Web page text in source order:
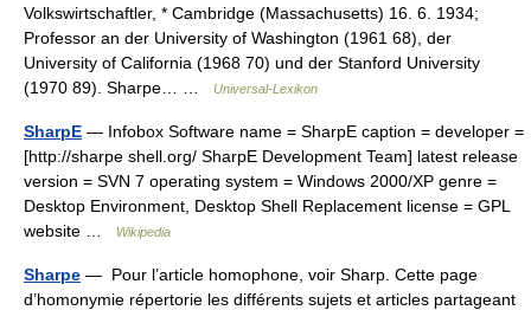
Volkswirtschaftler, * Cambridge (Massachusetts) 16. 6. 1934;
Professor an der University of Washington (1961 68), der
University of California (1968 70) und der Stanford University
(1970 89). Sharpe… …
Universal-Lexikon
SharpE — Infobox Software name = SharpE caption = developer =
[http://sharpe shell.org/ SharpE Development Team] latest release
version = SVN 7 operating system = Windows 2000/XP genre =
Desktop Environment, Desktop Shell Replacement license = GPL
website …
Wikipedia
Sharpe — Pour l’article homophone, voir Sharp. Cette page
d’homonymie répertorie les différents sujets et articles partageant